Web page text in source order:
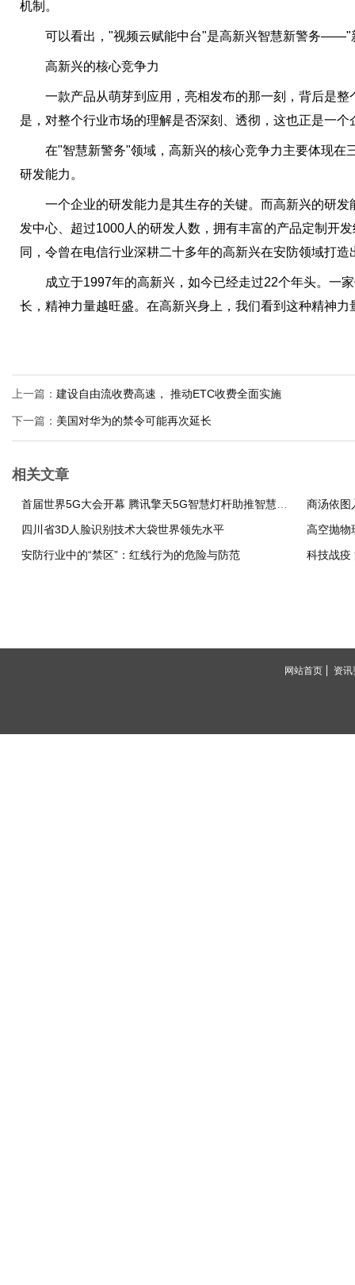
机制。
可以看出，"视频云赋能中台"是高新兴智慧新警务——"
高新兴的核心竞争力
一款产品从萌芽到应用，亮相发布的那一刻，背后是整
是，对整个行业市场的理解是否深刻、透彻，这也正是一
在"智慧新警务"领域，高新兴的核心竞争力主要体现在
研发能力。
一个企业的研发能力是其生存的关键。而高新兴的研
发中心、超过1000人的研发人数，拥有丰富的产品定制开
同，令曾在电信行业深耕二十多年的高新兴在安防领域打
成立于1997年的高新兴，如今已经走过22个年头。一
长，精神力量越旺盛。在高新兴身上，我们看到这种精神力
上一篇： 建设自由流收费高速， 推动ETC收费全面实施
下一篇： 美国对华为的禁令可能再次延长
相关文章
商汤依图
四川省3D人脸识别技术大袋世界领先水平
高空抛物
安防行业中的“禁区”：红线行为的危险与防范
科技战疫
网站首页 资讯